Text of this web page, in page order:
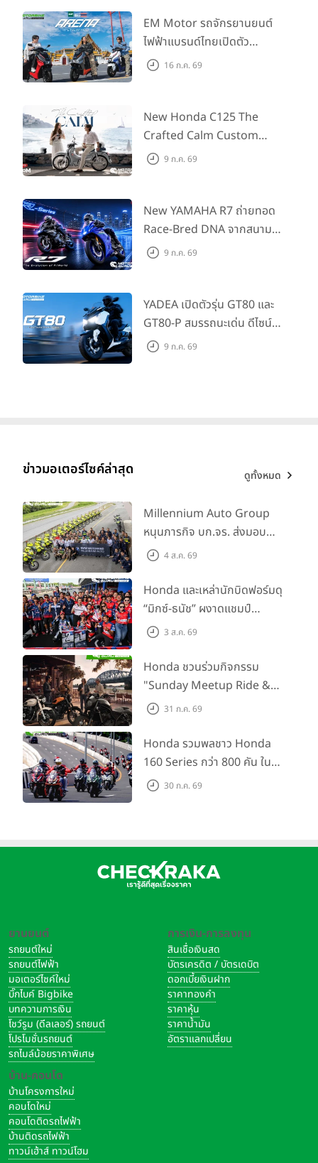
โครงสร้างท้ายรถที่แข็งแรง รองรับการติดตั้งกระเป๋าข้างและ Top
case พร้อมกัน เพิ่มขีดความสามารถในการบรรทุกสัมภาระสำหรับการ
เดินทางผจญภัย
สมรรถนะและเทคโนโลยี
ถนนและทางฝุ่น
การใช้งาน
RIDEOLOGY THE APP MOTORCYCLEเชื่อมต่อสมาร์ทโฟน ดู
ข้อมูลรถ บันทึกเส้นทาง และการแจ้งเตือนต่าง ๆ
การควบคุมและสรีรศาสตร์
น้ำหนักเบาเพียง 19 กก.ช่วยให้รถมีจุดศูนย์ถ่วงต่ำ เสริม
พร้อมความสูงเบาะ 870 มม. ที่เอื้อต่อการวางเท้าและการทรงตัว รองรับ
ผู้ขับขี่หลากหลายสรีระ รวมถึงผู้เริ่มต้นขับขี่ในกลุ่ม Adventure อีกทั้ง
ยังมีอุปกรณ์เสริมเบาะต่ำให้เลือก เพื่อเพิ่มความมั่นใจในการควบคุม
รถในทุกสถานการณ์
มาตรฐานการผลิต
All-New KLE500 ผลิตในประเทศไทย เพื่อส่งออกสู่ตลาดโลก สะท้อน
มาตรฐานการผลิตระดับสากล และบทบาทสำคัญของประเทศไทยใน
กลยุทธ์ Global Production ของ Kawasaki
EM Motor รถจักรยานยนต์
ไฟฟ้าแบรนด์ไทยเปิดตัว
ARENA ที่มาในราคาพิเศษ
555 คันแรกรับฟรี Adapter
Type2 ฟรี
16 ก.ค. 69
New Honda C125 The
Crafted Calm Custom
Edition ถ่ายทอดความคลาสสิ
House Flagship Store ทั่ว
ประเทศ
9 ก.ค. 69
New YAMAHA R7 ถ่ายทอด
Race-Bred DNA จากสนาม
แข่งสู่ซูเปอร์สปอร์ตคลาสกลาง
9 ก.ค. 69
YADEA เปิดตัวรุ่น GT80 และ
GT80-P สมรรถนะเด่น ดีไซน์หรู
ปลอดภัย ราคาเข้าถึงง่าย จด
9 ก.ค. 69
ข่าวมอเตอร์ไซค์ล่าสุด ดูทั้งหมด
Millennium Auto Group
หนุนภารกิจ บก.จร. ส่งมอบ
BMW R 1300 GS และ F 900
พร้อม ยกระดับทักษะการขับขี่
เสริมศักยภาพตำรวจจราจร
4 ส.ค. 69
Honda และเหล่านักบิดฟอร์มดุ
“มิกซ์-ธนัช” ผงาดแชมป์
SS600 2 สนามติด “ข้าวกล้อง”
สนาม 2
3 ส.ค. 69
Honda ชวนร่วมกิจกรรม
"Sunday Meetup Ride &
Soul" จิบกาแฟ พูดคุย แลก
กัน 16 ส.ค. นี้
31 ก.ค. 69
Honda รวมพลชาว Honda
160 Series กว่า 800 คัน ใน
งาน “THE ONE-SIXTI-ER ตัว
30 ก.ค. 69
ยานยนต์
รถยนต์ใหม่
รถยนต์ไฟฟ้า
มอเตอร์ไซค์ใหม่
บิ๊กไบค์ Bigbike
บทความการเงิน
โชว์รูม (ดีลเลอร์) รถยนต์
โปรโมชั่นรถยนต์
รถไมล์น้อยราคาพิเศษ
บ้าน-คอนโด
บ้านโครงการใหม่
คอนโดใหม่
คอนโดติดรถไฟฟ้า
บ้านติดรถไฟฟ้า
ทาวน์เฮ้าส์ ทาวน์โฮม
การเงิน-การลงทุน
สินเชื่อเงินสด
บัตรเครดิต / บัตรเดบิต
ดอกเบี้ยเงินฝาก
ราคาทองคำ
ราคาหุ้น
ราคาน้ำมัน
อัตราแลกเปลี่ยน